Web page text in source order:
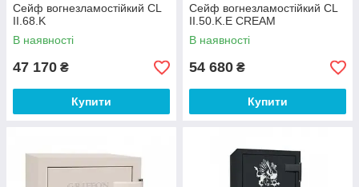
Сейф вогнезламостійкий CL
II.68.K
В наявності
47 170 ₴
Купити
Сейф вогнезламостійкий CL
II.50.K.E CREAM
В наявності
54 680 ₴
Купити